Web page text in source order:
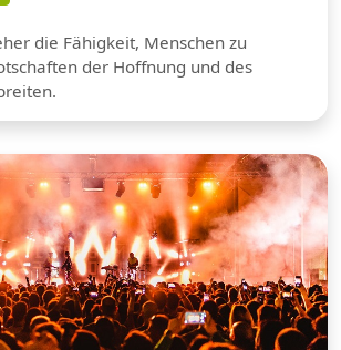
die Fähigkeit, Menschen zu
der Hoffnung und des